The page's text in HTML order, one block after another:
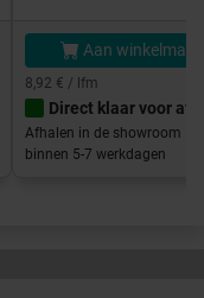
Aan
8,92 € / lfm
Direct klaar voor
Afhalen in de showroom 1
binnen 5-7 werkdagen